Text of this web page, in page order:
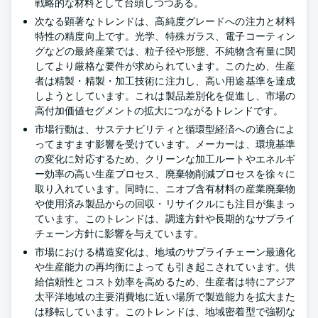
戦略的な材料として台頭しつつある。
次なる顕著なトレンドは、高純度グレードへの注力と材料
特性の精度向上です。光学、特殊ガラス、電子コーティン
グなどの最終産業では、粒子径や形態、不純物含有量に関
してより厳格な要件が求められています。このため、生産
者は精製・精製・加工技術に注力し、高い用途基準を達成
しようとしています。これは製品差別化を促進し、市場の
高付加価値セグメントの拡大につながるトレンドです。
市場行動は、サステナビリティと循環型経済への適合によ
ってますます影響を受けています。メーカーは、環境基準
の変化に対応するため、クリーンな加工ルートやエネルギ
ー効率の高い生産プロセス、廃棄物削減プロセスを徐々に
取り入れています。同時に、ニオブ含有材料の産業廃棄物
や使用済み製品からの回収・リサイクルにも注目が集まっ
ています。このトレンドは、調達方針や長期的なサプライ
チェーン方針に影響を与えています。
市場における構造変化は、地域のサプライチェーン最適化
や生産能力の再均衡によっても引き起こされています。供
給信頼性とコスト効率を高めるため、生産者は特にアジア
太平洋地域の主要消費地に近い場所で製造能力を拡大また
は移転しています。このトレンドは、地域密着型で強靭な